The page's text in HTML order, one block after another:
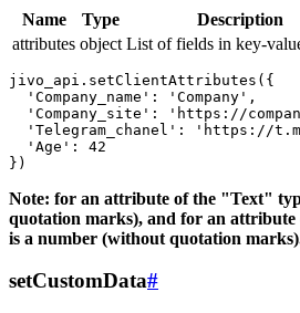
Name Type
Description
attributes object List of fields in key-
jivo_api.setClientAttributes({
  'Company_name': 'Company',
'Company_site': 'https://
'Telegram_chanel': 'https://
  'Age': 42
Note: for an attribute of the "Text"
quotation marks), and for an
is a number (without quotation
setCustomData#